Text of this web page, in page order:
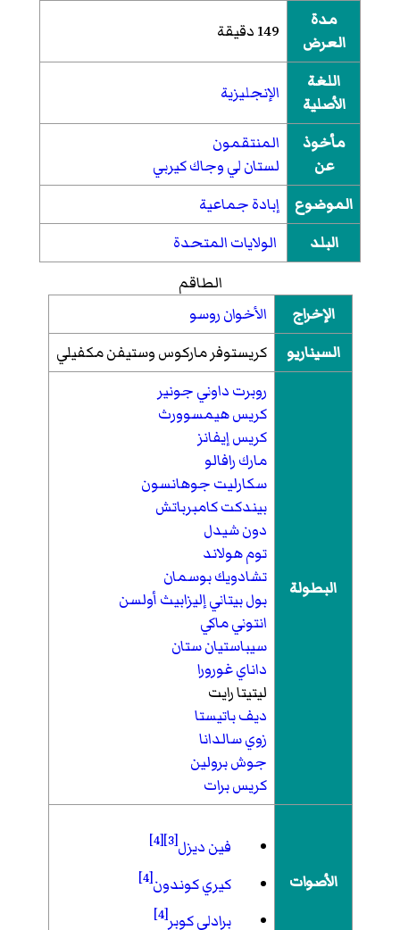
مدة
العرض
149 دقيقة
اللغة
الأصلية
الإنجليزية
مأخوذ
عن
المنتقمون
لستان ليوجاك كيربي
الموضوع
إبادة جماعية
البلد
الولايات المتحدة
الطاقم
الإخراج
الأخوان روسو
السيناريو
كريستوفر ماركوس وستيفن مكفيلي
البطولة
روبرت داوني جونير
كريس هيمسوورث
كريس إيفانز
مارك رافالو
سكارليت جوهانسون
بيندكت كامبرباتش
دون شيدل
توم هولاند
تشادويك بوسمان
بول بيتانيإليزابيث أولسن
انتوني ماكي
سيباستيان ستان
داناي غورورا
ليتيتا رايت
ديف باتيستا
زوي سالدانا
جوش برولين
كريس برات
الأصوات
فين ديزل[3]
[4]
كيري كوندون[4]
برادلي كوبر[4]